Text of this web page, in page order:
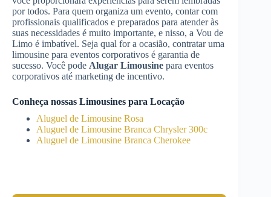
por todos. Para quem organiza um evento, contar com
profissionais qualificados e preparados para atender às
suas necessidades é muito importante, e nisso, a Vou de
Limo é imbatível. Seja qual for a ocasião, contratar uma
limousine para eventos corporativos é garantia de
sucesso. Você pode Alugar Limousine para eventos
corporativos até marketing de incentivo.
Conheça nossas Limousines para Locação
Aluguel de Limousine Rosa
Aluguel de Limousine Branca Chrysler 300c
Aluguel de Limousine Branca Cherokee